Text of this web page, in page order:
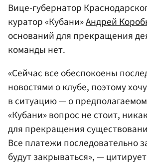
Вице-губернатор
куратор «Кубани»Андрей
оснований для прекращения
команды нет.
«Сейчас все обеспокоены
новостями о клубе, поэтому
в ситуацию — о
«Кубани» вопрос не стоит,
для прекращения
Все платежи последовательно
будут закрываться», —